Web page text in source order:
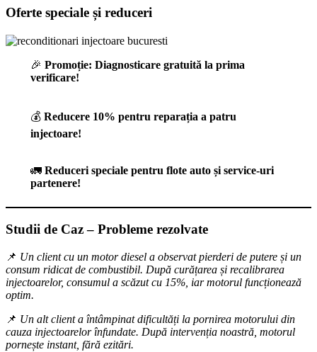
Oferte speciale și reduceri
🎉 Promoție: Diagnosticare gratuită la prima
verificare!
💰 Reducere 10% pentru reparația a patru
injectoare!
🚛 Reduceri speciale pentru flote auto și service-uri
partenere!
Studii de Caz – Probleme rezolvate
📌 Un client cu un motor diesel a observat pierderi de putere și un
consum ridicat de combustibil. După curățarea și recalibrarea
injectoarelor, consumul a scăzut cu 15%, iar motorul funcționează
optim.
📌 Un alt client a întâmpinat dificultăți la pornirea motorului din
cauza injectoarelor înfundate. După intervenția noastră, motorul
pornește instant, fără ezitări.